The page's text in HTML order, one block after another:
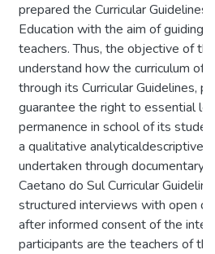
prepared the Curricular Guidelines
Education with the aim of guiding
teachers. Thus, the objective of
understand how the curriculum of
through its Curricular Guidelines,
guarantee the right to essential
permanence in school of its
a qualitative analyticaldescriptive
undertaken through documentary
Caetano do Sul Curricular
structured interviews with open
after informed consent of the
participants are the teachers of